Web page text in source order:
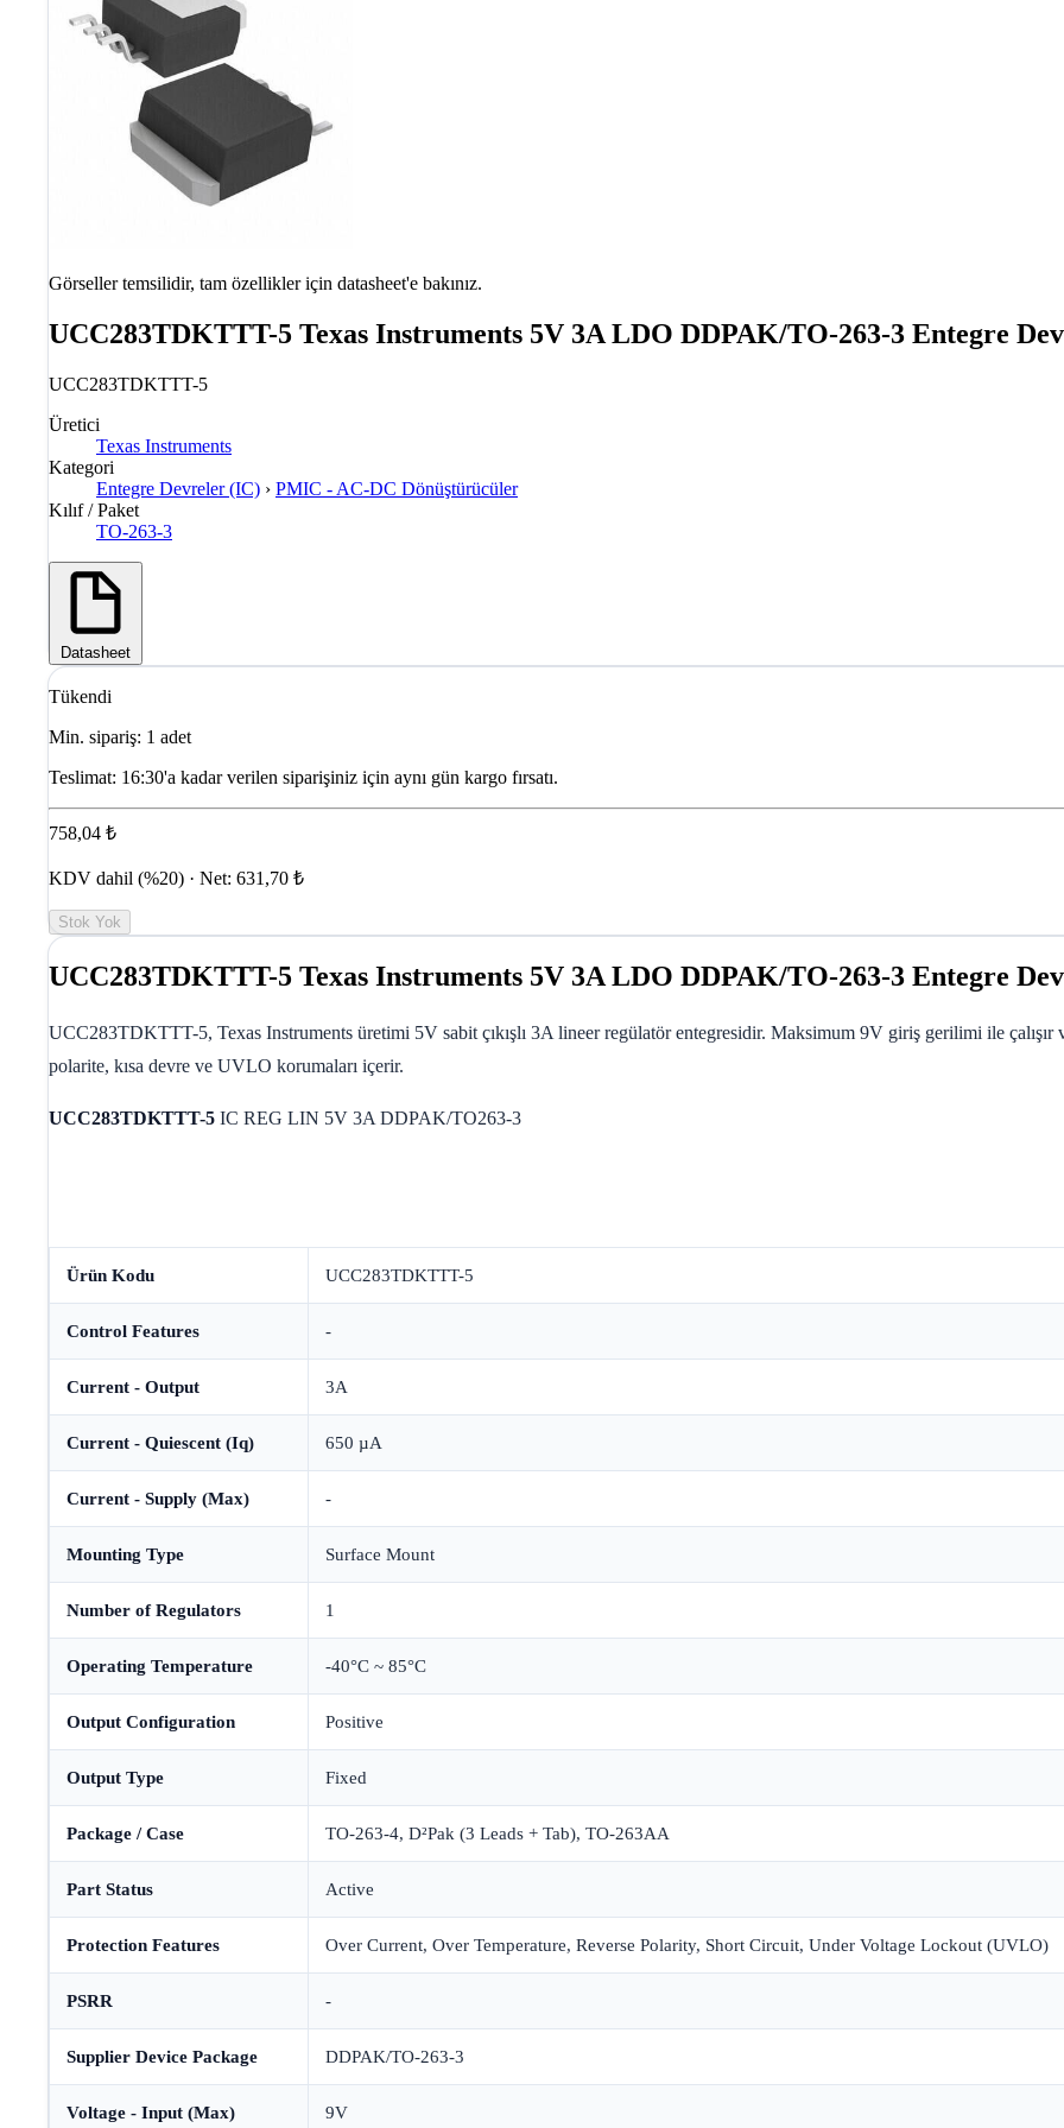
Görseller temsilidir, tam özellikler için datasheet'e bakınız.
UCC283TDKTTT-5 Texas Instruments 5V 3A LDO DDPAK/TO-263-3 Entegre
UCC283TDKTTT-5
Üretici
Texas Instruments
Kategori
Entegre Devreler (IC) › PMIC - AC-DC Dönüştürücüler
Kılıf / Paket
TO-263-3
Datasheet
Tükendi
Min. sipariş: 1 adet
Teslimat: 16:30'a kadar verilen siparişiniz için aynı gün kargo fırsatı.
758,04 ₺
KDV dahil (%20) · Net: 631,70 ₺
Stok Yok
UCC283TDKTTT-5 Texas Instruments 5V 3A LDO DDPAK/TO-263-3 Entegre
UCC283TDKTTT-5, Texas Instruments üretimi 5V sabit çıkışlı 3A lineer regülatör entegresidir. Maksimum 9V giriş gerilimi ile çalışır
polarite, kısa devre ve UVLO korumaları içerir.
UCC283TDKTTT-5 IC REG LIN 5V 3A DDPAK/TO263-3
Ürün Kodu UCC283TDKTTT-5
Control Features -
Current - Output 3A
Current - Quiescent (Iq) 650 µA
Current - Supply (Max) -
Mounting Type Surface Mount
Number of Regulators 1
Operating Temperature -40°C ~ 85°C
Output Configuration Positive
Output Type Fixed
Package / Case TO-263-4, D²Pak (3 Leads + Tab), TO-263AA
Part Status Active
Protection Features Over Current, Over Temperature, Reverse Polarity, Short Circuit, Under Voltage Lockout (UVLO)
PSRR -
Supplier Device Package DDPAK/TO-263-3
Voltage - Input (Max) 9V